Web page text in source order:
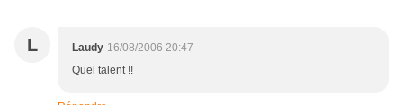
L Laudy 16/08/2006 20:47
Quel talent !!